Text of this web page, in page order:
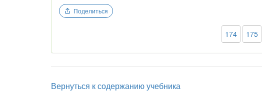
Поделиться
174 175
Вернуться к содержанию учебника